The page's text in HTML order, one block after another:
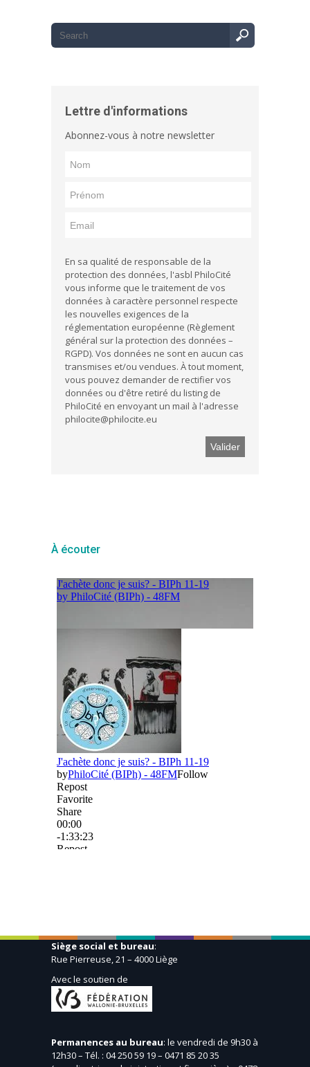
Lettre d'informations
Abonnez-vous à notre newsletter
En sa qualité de responsable de la
protection des données, l'asbl PhiloCité
vous informe que le traitement de vos
données à caractère personnel respecte
les nouvelles exigences de la
réglementation européenne (Règlement
général sur la protection des données –
RGPD). Vos données ne sont en aucun cas
transmises et/ou vendues. À tout moment,
vous pouvez demander de rectifier vos
données ou d'être retiré du listing de
PhiloCité en envoyant un mail à l'adresse
philocite@philocite.eu
À écouter
Siège social et bureau:
Rue Pierreuse, 21 – 4000 Liège
Avec le soutien de
Permanences au bureau: le vendredi de 9h30 à
12h30 – Tél. : 04 250 59 19 – 0471 85 20 35